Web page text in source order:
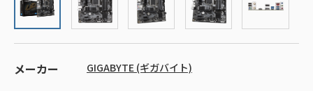
メーカー GIGABYTE (ギガバイト)